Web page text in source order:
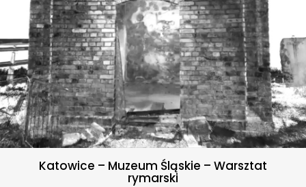
Katowice – Muzeum Śląskie – Warsztat
rymarski